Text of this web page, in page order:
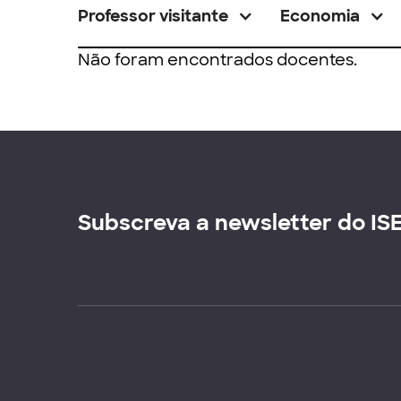
Professor visitante Economia
Não foram encontrados docentes.
Subscreva a newsletter do